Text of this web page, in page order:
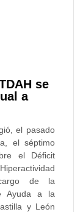
se
a
el pasado
el séptimo
el Déficit
de la
Ayuda a la
y León